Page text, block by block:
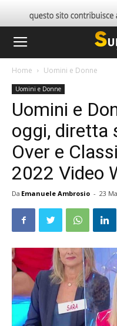
Home Uomini e Donne
Uomini e Donne
Uomini e
oggi, diretta
Over e
2022 Video
Da Emanuele Ambrosio - 23